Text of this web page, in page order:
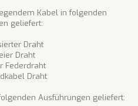
Kabel in folgenden
geliefert:
Draht
Draht
Federdraht
Draht
Ausführungen geliefert: